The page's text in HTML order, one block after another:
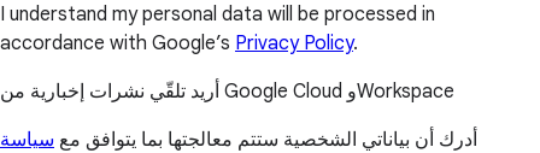
I understand my personal data will be processed in
accordance with Google’s Privacy Policy.
أريد تلقّي نشرات إخبارية من Google Cloud وWorkspace
أدرك أن بياناتي الشخصية ستتم معالجتها بما يتوافق مع سياسة